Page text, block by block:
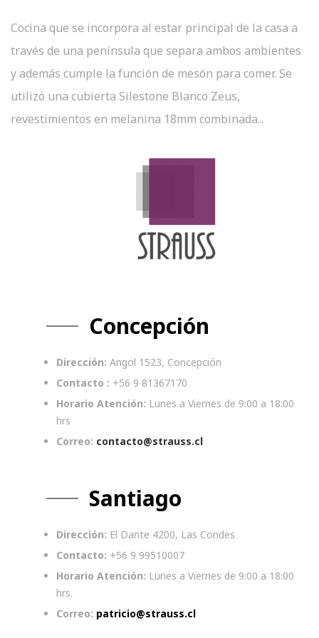
Cocina que se incorpora al estar principal de la casa a
través de una península que separa ambos ambientes
y además cumple la función de mesón para comer. Se
utilizó una cubierta Silestone Blanco Zeus,
revestimientos en melanina 18mm combinada...
Concepción
Dirección: Angol 1523, Concepción
Contacto : +56 9 81367170
Horario Atención: Lunes a Viernes de 9:00 a 18:00
hrs
Correo: contacto@strauss.cl
Santiago
Dirección: El Dante 4200, Las Condes
Contacto: +56 9 99510007
Horario Atención: Lunes a Viernes de 9:00 a 18:00
hrs.
Correo: patricio@strauss.cl